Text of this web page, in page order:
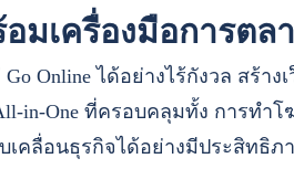
มเครื่องมือการตล
Online ได้อย่างไร้กังวล สร้า
in-One ที่ครอบคลุมทั้ง การทำ
คลื่อนธุรกิจได้อย่างมีประสิทธิภ